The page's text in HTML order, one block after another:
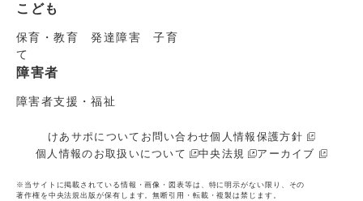
こども
保育・教育 発達障害 子育
て
障害者
障害者支援・福祉
けあサポについて お問い合わせ個人情報保護方針
個人情報のお取扱いについて
中央法規 アーカイブ
※当サイトに掲載されている情報・画像・図表等は、特に明示がない限り、その
著作権を中央法規出版が保有します。無断引用・転載・複製は禁じます。